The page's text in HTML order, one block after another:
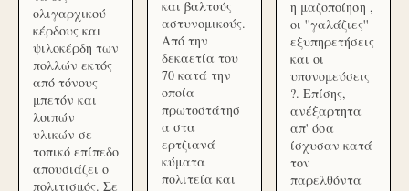
ολιγαρχικού
κέρδους και
ψιλοκέρδη των
πολλών εκτός
από τόνους
μπετόν και
λοιπών
υλικών σε
τοπικό επίπεδο
απουσιάζει ο
πολιτισμός. Σε
και βαλτούς
αστυνομικούς.
Από την
δεκαετία του
70 κατά την
οποία
πρωτοστάτησ
α στα
ερτζιανά
κύματα
πολιτεία και
η μαζοποίηση ,
οι ''γαλάζιες''
εξυπηρετήσεις
και οι
υπονομεύσεις
?. Επίσης,
ανέξαρτητα
απ' όσα
ίσχυσαν κατά
τον
παρελθόντα